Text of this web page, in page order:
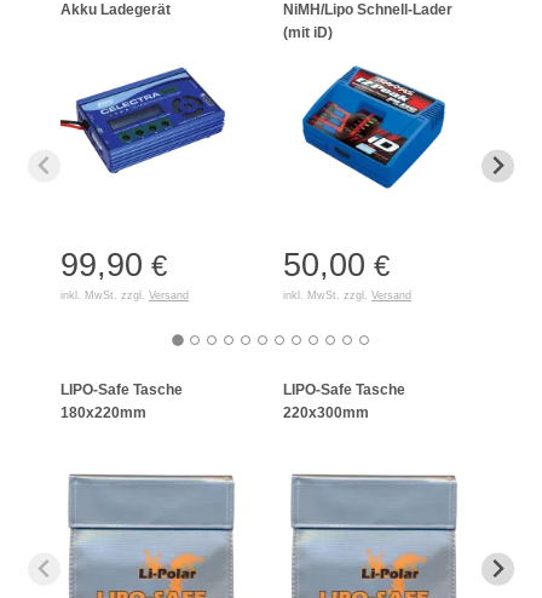
Akku Ladegerät
99,90 €
inkl. MwSt. zzgl. Versand
NiMH/Lipo Schnell-Lader
(mit iD)
50,00 €
inkl. MwSt. zzgl. Versand
LIPO-Safe Tasche
180x220mm
LIPO-Safe Tasche
220x300mm